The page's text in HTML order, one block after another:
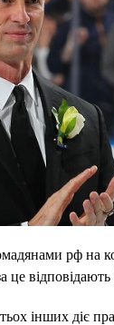
рф на
це
інших діє